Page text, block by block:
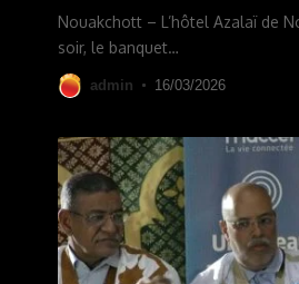
Nouakchott – L’hôtel Azalaï de
soir, le banquet…
admin 16/03/2026